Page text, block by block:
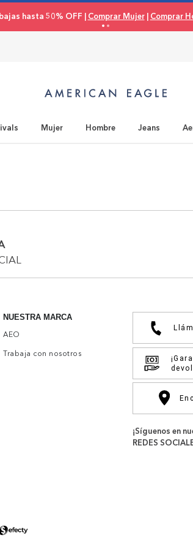
hasta 50% OFF | Comprar Mujer| Comprar
Mujer Hombre Jeans
NUESTRA MARCA
AEO
Trabaja con nosotros
¡Síguenos en
REDES